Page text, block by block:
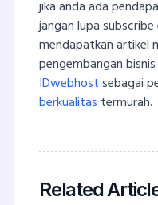
jika anda ada
jangan lupa
mendapatkan artikel
pengembangan
IDwebhostsebagai
berkualitas termurah.
Related